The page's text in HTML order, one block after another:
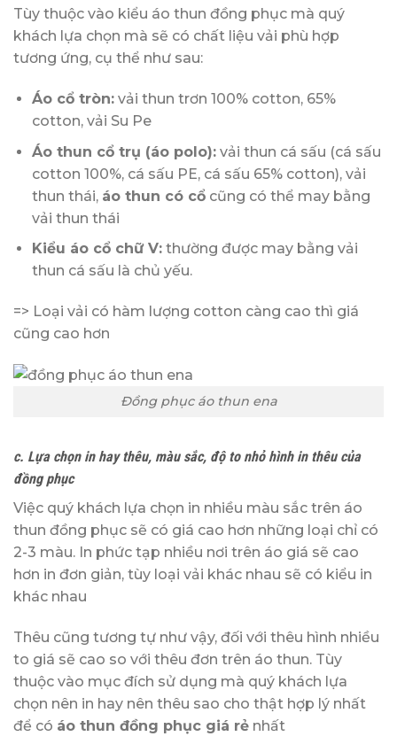
Tùy thuộc vào kiểu áo thun đồng phục mà quý
khách lựa chọn mà sẽ có chất liệu vải phù hợp
tương ứng, cụ thể như sau:
Áo cổ tròn:vải thun trơn 100% cotton, 65%
cotton, vải Su Pe
Áo thun cổ trụ (áo polo):vải thun cá sấu (cá sấu
cotton 100%, cá sấu PE, cá sấu 65% cotton), vải
thun thái, áo thun có cổcũng có thể may bằng
vải thun thái
Kiểu áo cổ chữ V:thường được may bằng vải
thun cá sấu là chủ yếu.
=> Loại vải có hàm lượng cotton càng cao thì giá
cũng cao hơn
Đồng phục áo thun ena
c. Lựa chọn in hay thêu, màu sắc, độ to nhỏ hình in thêu của
đồng phục
Việc quý khách lựa chọn in nhiều màu sắc trên áo
thun đồng phục sẽ có giá cao hơn những loại chỉ có
2-3 màu. In phức tạp nhiều nơi trên áo giá sẽ cao
hơn in đơn giản, tùy loại vải khác nhau sẽ có kiểu in
khác nhau
Thêu cũng tương tự như vậy, đối với thêu hình nhiều
to giá sẽ cao so với thêu đơn trên áo thun. Tùy
thuộc vào mục đích sử dụng mà quý khách lựa
chọn nên in hay nên thêu sao cho thật hợp lý nhất
để có áo thun đồng phục giá rẻ nhất